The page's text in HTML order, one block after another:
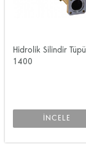
Hidrolik Silindir Tüpü
1400
İNCELE